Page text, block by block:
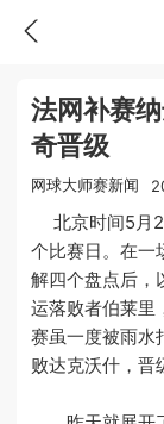
法网补赛
奇晋级
网球大师赛新闻
北京时间5月
个比赛日。在一
解四个盘点后
运落败者伯莱里
赛虽一度被雨
败达克沃什，晋